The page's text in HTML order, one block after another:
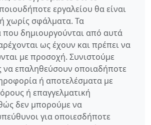
εργαλείου θα είναι
χωρίς σφάλματα. Τα
που δημιουργούνται από αυτά
ως έχουν και πρέπει να
με προσοχή. Συνιστούμε
να επαληθεύσουν οποιαδήποτε
ή αποτελέσματα με
ή επαγγελματική
δεν μπορούμε να
για οποιεσδήποτε